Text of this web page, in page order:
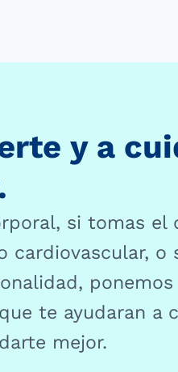
y a
si tomas el
cardiovascular, o
te ayudaran a
mejor.